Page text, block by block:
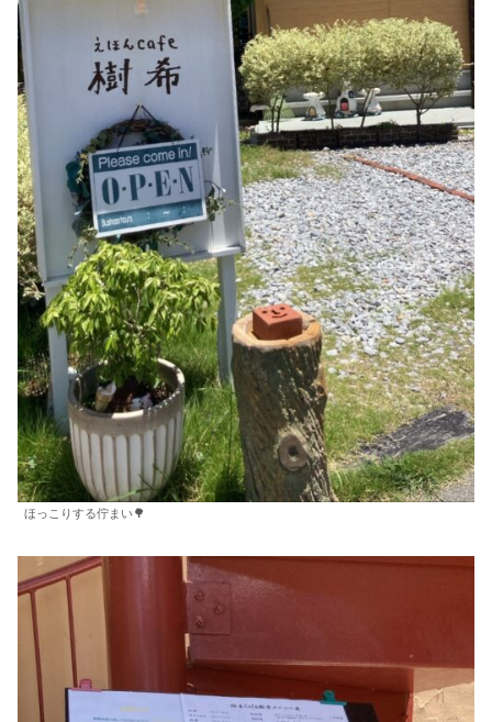
ほっこりする佇まい🌳